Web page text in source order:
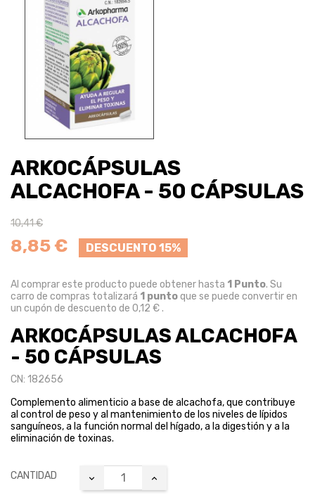
ARKOCÁPSULAS
ALCACHOFA - 50 CÁPSULAS
10,41 €
8,85 € DESCUENTO 15%
Al comprar este producto puede obtener hasta 1 Punto. Su
carro de compras totalizará 1 puntoque se puede convertir en
un cupón de descuento de 0,12 €.
ARKOCÁPSULAS ALCACHOFA
- 50 CÁPSULAS
CN: 182656
Complemento alimenticio a base de alcachofa, que contribuye
al control de peso y al mantenimiento de los niveles de lípidos
sanguíneos, a la función normal del hígado, a la digestión y a la
eliminación de toxinas.
CANTIDAD